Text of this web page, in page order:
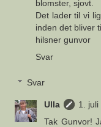
blomster, sjovt.
Det lader til vi
inden det bliver
hilsner gunvor
Svar
Svar
Ulla
1. juli
Tak Gunvor!